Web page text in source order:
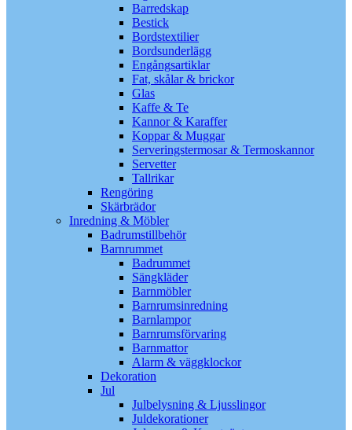
Barredskap
Bestick
Bordstextilier
Bordsunderlägg
Engångsartiklar
Fat, skålar & brickor
Glas
Kaffe & Te
Kannor & Karaffer
Koppar & Muggar
Serveringstermosar & Termoskannor
Servetter
Tallrikar
Rengöring
Skärbrädor
Inredning & Möbler
Badrumstillbehör
Barnrummet
Badrummet
Sängkläder
Barnmöbler
Barnrumsinredning
Barnlampor
Barnrumsförvaring
Barnmattor
Alarm & väggklockor
Dekoration
Jul
Julbelysning & Ljusslingor
Juldekorationer